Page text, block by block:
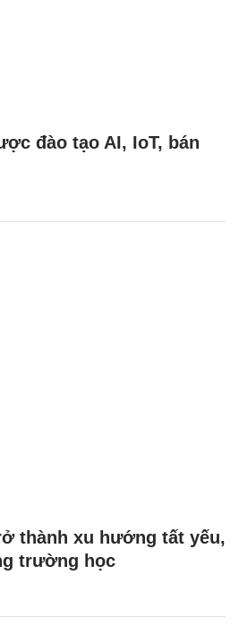
đào tạo AI, IoT, bán
thành xu hướng tất yếu,
trường học